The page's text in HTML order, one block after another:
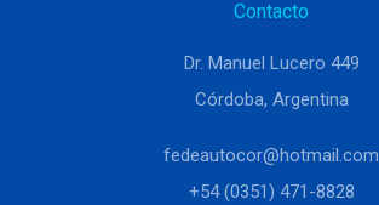
Contacto
Dr. Manuel Lucero 449
Córdoba, Argentina
fedeautocor@hotmail.com
+54 (0351) 471-8828